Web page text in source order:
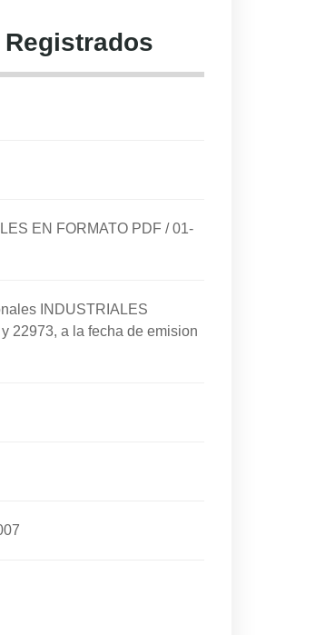
EN FORMATO PDF /01-
INDUSTRIALES
22973, a la fecha de emision